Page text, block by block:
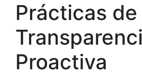
Prácticas de
Proactiva